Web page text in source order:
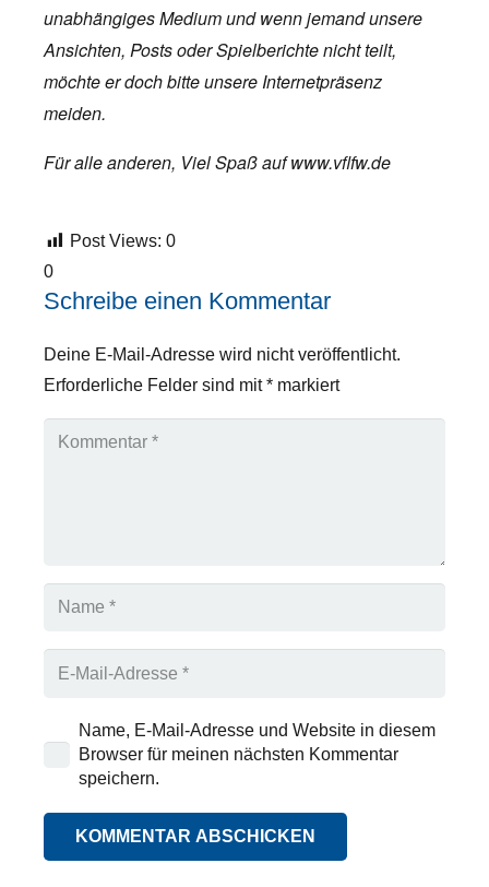
unabhängiges Medium und wenn jemand unsere
Ansichten, Posts oder Spielberichte nicht teilt,
möchte er doch bitte unsere Internetpräsenz
meiden.
Für alle anderen, Viel Spaß auf www.vflfw.de
Post Views: 0
0
Schreibe einen Kommentar
Deine E-Mail-Adresse wird nicht veröffentlicht.
Erforderliche Felder sind mit* markiert
Name, E-Mail-Adresse und Website in diesem
Browser für meinen nächsten Kommentar
speichern.
KOMMENTAR ABSCHICKEN